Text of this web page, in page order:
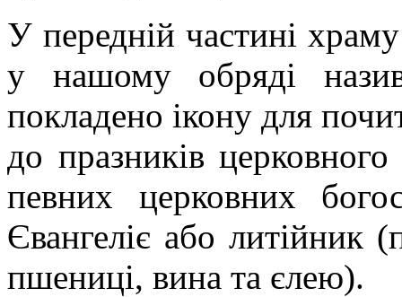
У передній частині
у нашому обряді
покладено ікону для
до празників
певних церковних
Євангеліє або литійник
пшениці, вина та єлею).